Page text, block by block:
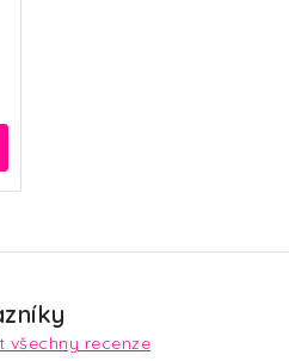
všechny recenze